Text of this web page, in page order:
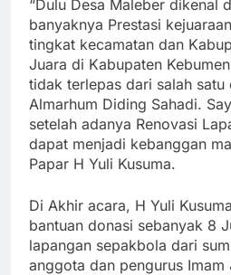
“Dulu Desa Maleber dikenal
banyaknya Prestasi
tingkat kecamatan dan
Juara di Kabupaten
tidak terlepas dari salah satu
Almarhum Diding Sahadi.
setelah adanya Renovasi
dapat menjadi kebanggan
Papar H Yuli Kusuma.
Di Akhir acara, H Yuli
bantuan donasi sebanyak 8
lapangan sepakbola dari
anggota dan pengurus Imam